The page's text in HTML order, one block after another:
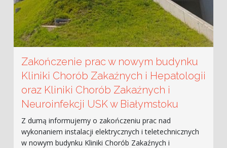
Zakończenie prac w nowym budynku
Kliniki Chorób Zakaźnych i Hepatologii
oraz Kliniki Chorób Zakaźnych i
Neuroinfekcji USK w Białymstoku
Z dumą informujemy o zakończeniu prac nad
wykonaniem instalacji elektrycznych i teletechnicznych
w nowym budynku Kliniki Chorób Zakaźnych i